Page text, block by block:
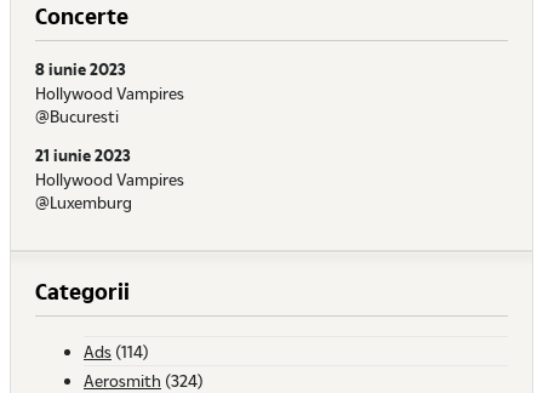
Concerte
8 iunie 2023
Hollywood Vampires
@Bucuresti
21 iunie 2023
Hollywood Vampires
@Luxemburg
Categorii
Ads (114)
Aerosmith (324)